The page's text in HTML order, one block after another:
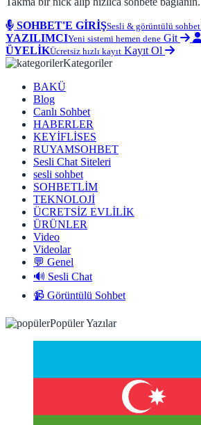
SOHBET'E GİRİŞSesli & görüntülü sohbet
YAZILIMCIYeni sistemi hemen dene Git
ÜYELİKÜcretsiz hızlı kayıt Kayıt Ol
Kategoriler
BAKÜ
Blog
Canlı Sohbet
HABERLER
KEYİFLİSES
RUYAMSOHBET
Sesli Chat Siteleri
sesli sohbet
SOHBETLİM
TEKNOLOJİ
ÜCRETSİZ EVLİLİK
ÜRÜNLER
Video
Videolar
💬 Genel
🔊 Sesli Chat
📹 Görüntülü Sohbet
Popüler Yazılar